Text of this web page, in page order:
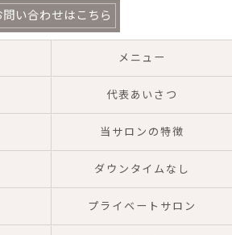
問い合わせはこちら
メニュー
代表あいさつ
当サロンの特徴
ダウンタイムなし
プライベートサロン